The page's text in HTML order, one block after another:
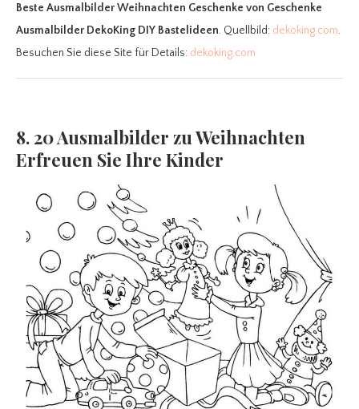
Beste Ausmalbilder Weihnachten Geschenke von Geschenke
Ausmalbilder DekoKing DIY Bastelideen. Quellbild: dekoking.com.
Besuchen Sie diese Site für Details: dekoking.com
8. 20 Ausmalbilder zu Weihnachten
Erfreuen Sie Ihre Kinder